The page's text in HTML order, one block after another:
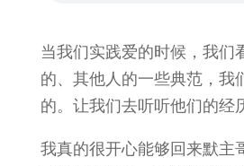
当我们实践爱的时候，我们
的、其他人的一些典范，我
的。让我们去听听他们的经
我真的很开心能够回来默主